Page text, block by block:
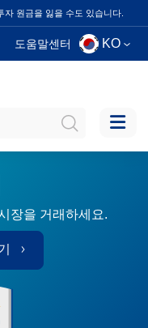
원금을 잃을 수도 있습니다.
도움말센터 KO
장을 거래하세요.